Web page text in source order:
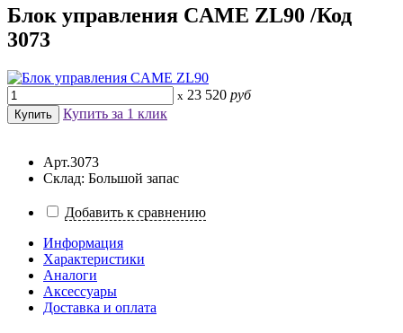
Блок управления CAME ZL90 /Код
3073
x 23 520 руб
Купить за 1 клик
Арт.3073
Склад: Большой запас
Добавить к сравнению
Информация
Характеристики
Аналоги
Аксессуары
Доставка и оплата